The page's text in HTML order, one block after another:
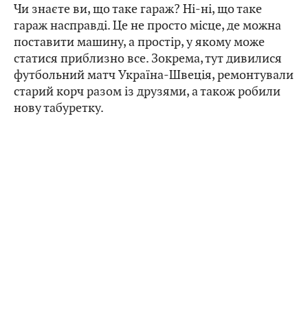
Чи знаєте ви, що таке гараж? Ні-ні, що таке
гараж насправді. Це не просто місце, де можна
поставити машину, а простір, у якому може
статися приблизно все. Зокрема, тут дивилися
футбольний матч Україна-Швеція, ремонтували
старий корч разом із друзями, а також робили
нову табуретку.